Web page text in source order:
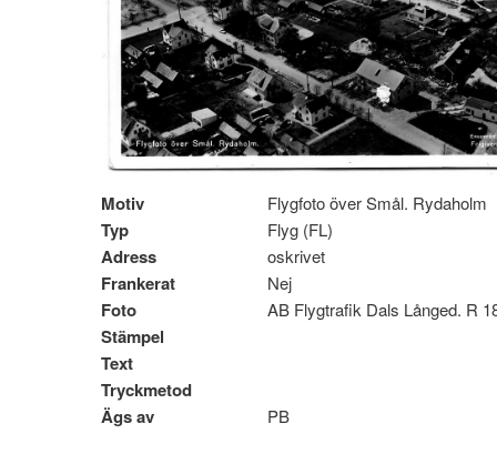
Motiv Flygfoto över Smål. Rydaholm
Typ Flyg (FL)
Adress oskrivet
Frankerat Nej
Foto AB Flygtrafik Dals Långed. R
Stämpel
Text
Tryckmetod
Ägs av
PB